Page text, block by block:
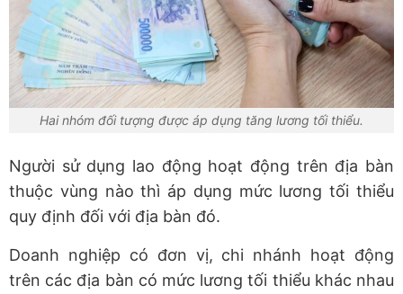
Hai nhóm đối tượng được áp dụng tăng lương tối thiểu.
Người sử dụng lao động hoạt động trên địa bàn
thuộc vùng nào thì áp dụng mức lương tối thiểu
quy định đối với địa bàn đó.
Doanh nghiệp có đơn vị, chi nhánh hoạt động
trên các địa bàn có mức lương tối thiểu khác nhau